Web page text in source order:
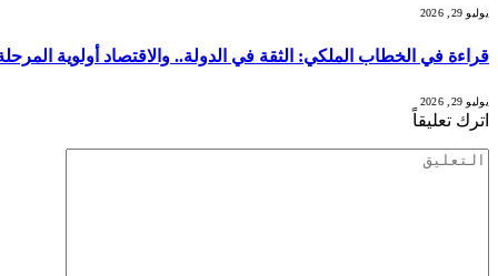
يوليو 29, 2026
قراءة في الخطاب الملكي: الثقة في الدولة.. والاقتصاد أولوية
يوليو 29, 2026
اترك تعليقاً